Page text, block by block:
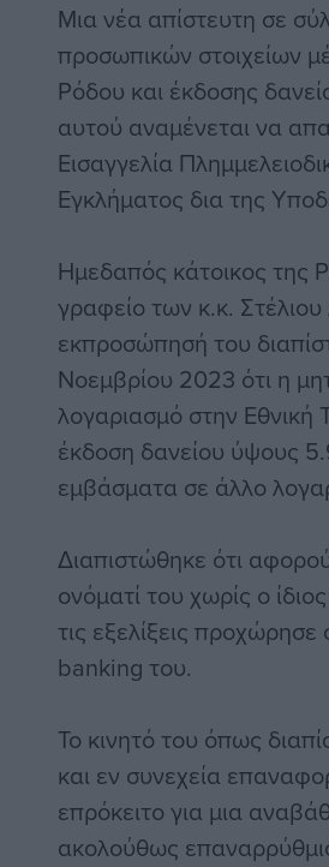
Μια νέα απίστευτη σε
προσωπικών στοιχείων
Ρόδου και έκδοσης
αυτού αναμένεται να
Εισαγγελία
Εγκλήματος δια της
Ημεδαπός κάτοικος της
γραφείο των κ.κ.
εκπροσώπησή του
Νοεμβρίου 2023 ότι η
λογαριασμό στην Εθνική
έκδοση δανείου ύψους
εμβάσματα σε άλλο
Διαπιστώθηκε ότι
ονόματί του χωρίς ο
τις εξελίξεις
banking του.
Το κινητό του όπως
και εν συνεχεία
επρόκειτο για μια
ακολούθως